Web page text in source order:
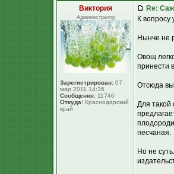
Виктория
Администратор
Зарегистрирован: 07
мар 2011 14:36
Сообщения: 11746
Откуда: Краснодарский
край
Re:
К
Нынче не
Овощ
принести
Отсюда
Для такой
песчаная.
Но не